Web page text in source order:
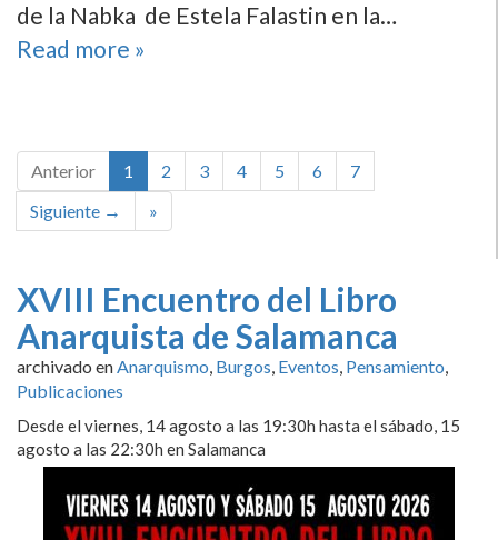
de la Nabka de Estela Falastin en la…
Read more »
Anterior 1 2 3 4 5 6
7
Siguiente →
»
XVIII Encuentro del Libro
Anarquista de Salamanca
archivado enAnarquismo, Burgos, Eventos, Pensamiento,
Publicaciones
Desde el viernes, 14 agosto a las 19:30h hasta el sábado, 15
agosto a las 22:30h en Salamanca